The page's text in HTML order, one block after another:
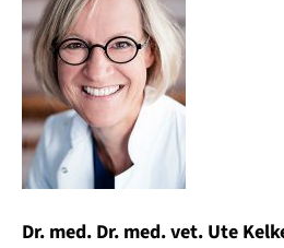
Dr. med. Dr. med. vet. Ute